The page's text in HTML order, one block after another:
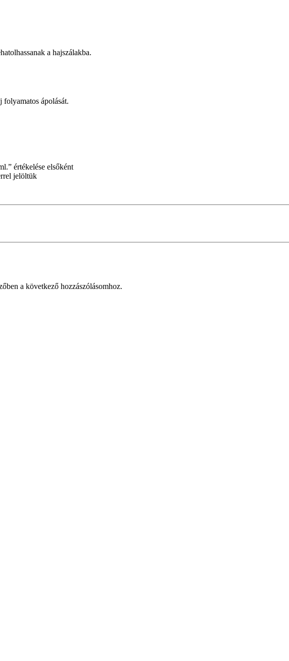
a hajszálakba.
folyamatos ápolását.
értékelése elsőként
jelöltük
a következő hozzászólásomhoz.